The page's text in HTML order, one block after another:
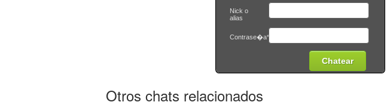
Nick o
alias
Contrase�a*
Otros chats relacionados